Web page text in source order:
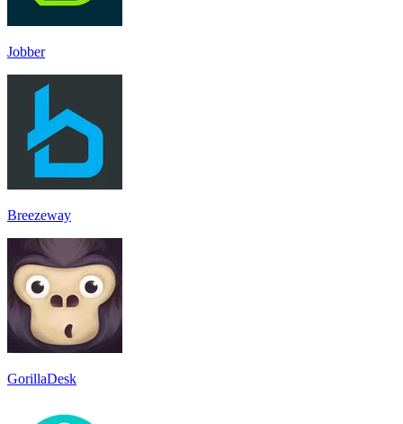
Jobber
Breezeway
GorillaDesk